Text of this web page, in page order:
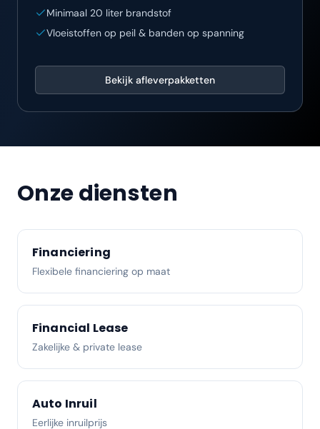
Minimaal 20 liter brandstof
Vloeistoffen op peil & banden op spanning
Bekijk afleverpakketten
Onze diensten
Financiering
Flexibele financiering op maat
Financial Lease
Zakelijke & private lease
Auto Inruil
Eerlijke inruilprijs